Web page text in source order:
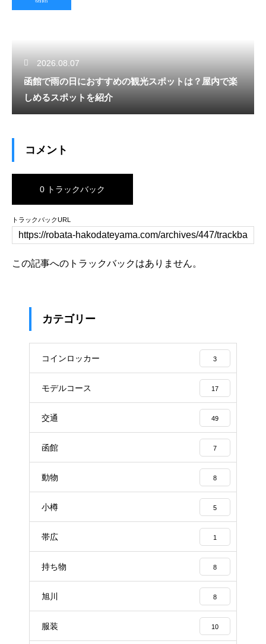
2026.08.07
函館で雨の日におすすめの観光スポットは？屋内で楽
しめるスポットを紹介
コメント
0 トラックバック
トラックバックURL
この記事へのトラックバックはありません。
カテゴリー
コインロッカー 3
モデルコース 17
交通 49
函館 7
動物 8
小樽 5
帯広 1
持ち物 8
旭川 8
服装 10